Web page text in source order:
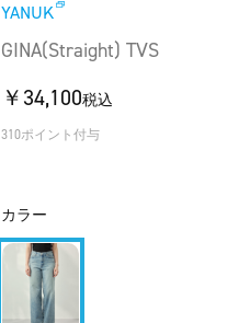
YANUK
GINA(Straight) TVS
￥34,100税込
310ポイント付与
カラー